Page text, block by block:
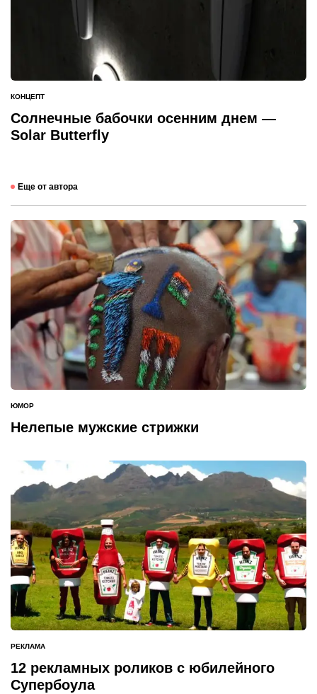
ОПУБЛИКОВАНО
В
КОНЦЕПТ
Солнечные бабочки осенним днем —
Solar Butterfly
Еще от автора
ОПУБЛИКОВАНО
В
ЮМОР
Нелепые мужские стрижки
ОПУБЛИКОВАНО
В
РЕКЛАМА
12 рекламных роликов с юбилейного
Супербоула